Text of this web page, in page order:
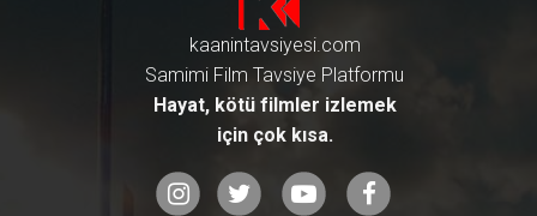
kaanintavsiyesi.com
Samimi Film Tavsiye Platformu
Hayat, kötü filmler izlemek
için çok kısa.